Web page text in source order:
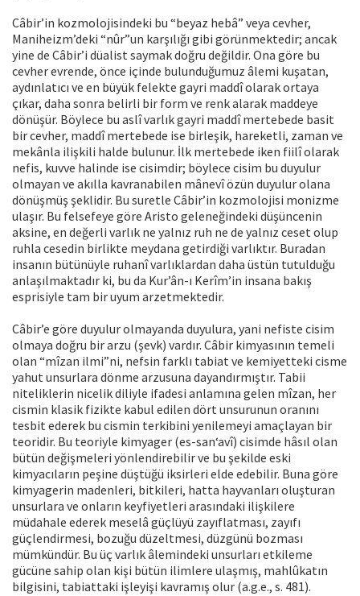
Câbir’in kozmolojisindeki bu “beyaz hebâ” veya cevher,
Maniheizm’deki “nûr”un karşılığı gibi görünmektedir; ancak
yine de Câbir’i düalist saymak doğru değildir. Ona göre bu
cevher evrende, önce içinde bulunduğumuz âlemi kuşatan,
aydınlatıcı ve en büyük felekte gayri maddî olarak ortaya
çıkar, daha sonra belirli bir form ve renk alarak maddeye
dönüşür. Böylece bu aslî varlık gayri maddî mertebede basit
bir cevher, maddî mertebede ise birleşik, hareketli, zaman ve
mekânla ilişkili halde bulunur. İlk mertebede iken fiilî olarak
nefis, kuvve halinde ise cisimdir; böylece cisim bu duyulur
olmayan ve akılla kavranabilen mânevî özün duyulur olana
dönüşmüş şeklidir. Bu suretle Câbir’in kozmolojisi monizme
ulaşır. Bu felsefeye göre Aristo geleneğindeki düşüncenin
aksine, en değerli varlık ne yalnız ruh ne de yalnız ceset olup
ruhla cesedin birlikte meydana getirdiği varlıktır. Buradan
insanın bütünüyle ruhanî varlıklardan daha üstün tutulduğu
anlaşılmaktadır ki, bu da Kur’ân-ı Kerîm’in insana bakış
esprisiyle tam bir uyum arzetmektedir.
Câbir’e göre duyulur olmayanda duyulura, yani nefiste cisim
olmaya doğru bir arzu (şevk) vardır. Câbir kimyasının temeli
olan “mîzan ilmi”ni, nefsin farklı tabiat ve kemiyetteki cisme
yahut unsurlara dönme arzusuna dayandırmıştır. Tabii
niteliklerin nicelik diliyle ifadesi anlamına gelen mîzan, her
cismin klasik fizikte kabul edilen dört unsurunun oranını
tesbit ederek bu cismin terkibini yenilemeyi amaçlayan bir
teoridir. Bu teoriyle kimyager (es-san‘avî) cisimde hâsıl olan
bütün değişmeleri yönlendirebilir ve bu şekilde eski
kimyacıların peşine düştüğü iksirleri elde edebilir. Buna göre
kimyagerin madenleri, bitkileri, hatta hayvanları oluşturan
unsurlara ve onların keyfiyetleri arasındaki ilişkilere
müdahale ederek meselâ güçlüyü zayıflatması, zayıfı
güçlendirmesi, bozuğu düzeltmesi, düzgünü bozması
mümkündür. Bu üç varlık âlemindeki unsurları etkileme
gücüne sahip olan kişi bütün ilimlere ulaşmış, mahlûkatın
bilgisini, tabiattaki işleyişi kavramış olur (a.g.e., s. 481).